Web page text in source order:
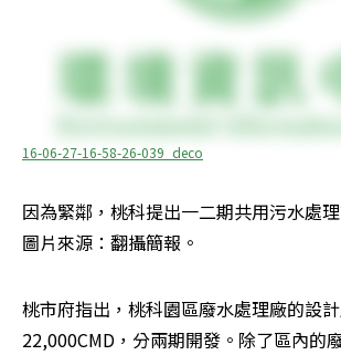
16-06-27-16-58-26-039_deco
因為緊鄰，桃科提出一二期共用污水處
圖片來源：翻攝簡報。
桃市府指出，桃科園區廢水處理廠的設
22,000CMD，分兩期開發。除了區內的